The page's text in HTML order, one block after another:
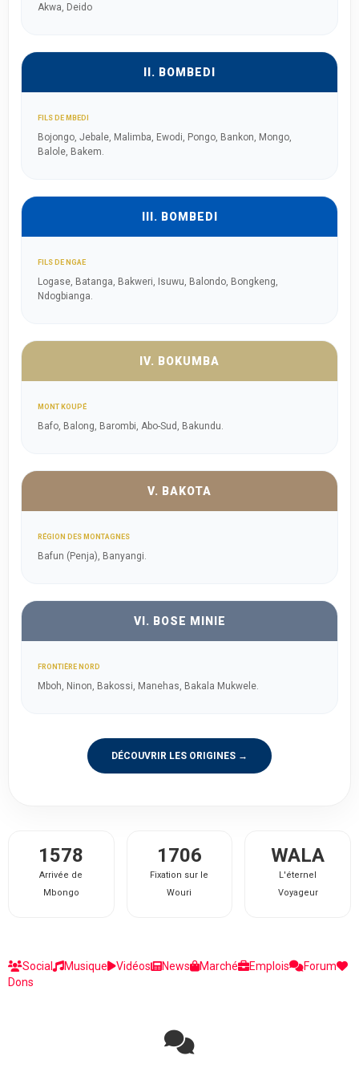
Akwa, Deido
II. BOMBEDI
FILS DE MBEDI
Bojongo, Jebale, Malimba, Ewodi, Pongo, Bankon, Mongo,
Balole, Bakem.
III. BOMBEDI
FILS DE NGAE
Logase, Batanga, Bakweri, Isuwu, Balondo, Bongkeng,
Ndogbianga.
IV. BOKUMBA
MONT KOUPÉ
Bafo, Balong, Barombi, Abo-Sud, Bakundu.
V. BAKOTA
RÉGION DES MONTAGNES
Bafun (Penja), Banyangi.
VI. BOSE MINIE
FRONTIÈRE NORD
Mboh, Ninon, Bakossi, Manehas, Bakala Mukwele.
DÉCOUVRIR LES ORIGINES →
1578
Arrivée de
Mbongo
1706
Fixation sur le
Wouri
WALA
L'éternel
Voyageur
Social Musique Vidéos News Marché Emplois
Forum
Dons